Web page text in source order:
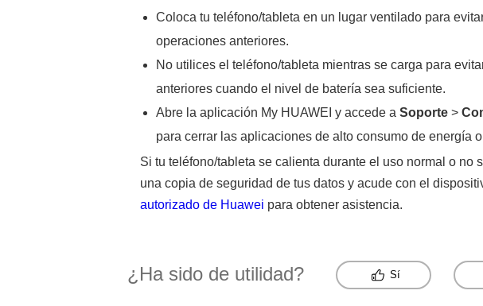
Coloca tu teléfono/tableta en un lugar ventilado para
operaciones anteriores.
No utilices el teléfono/tableta mientras se carga para
anteriores cuando el nivel de batería sea suficiente.
Abre la aplicación My HUAWEI y accede a Soporte>
para cerrar las aplicaciones de alto consumo de energía
Si tu teléfono/tableta se calienta durante el uso normal o
una copia de seguridad de tus datos y acude con el
autorizado de Huawei para obtener asistencia.
¿Ha sido de utilidad? Sí